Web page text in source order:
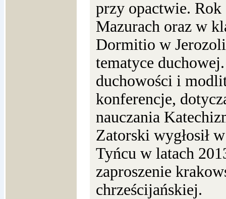
przy opactwie. Rok
Mazurach oraz w
Dormitio w
tematyce
duchowości i
konferencje,
nauczania
Zatorski wygłosił
Tyńcu w latach
zaproszenie
chrześcijańskiej.